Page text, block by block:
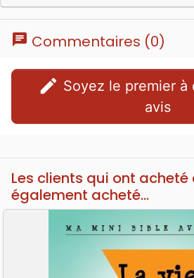
chat Commentaires (0)
edit
avis
Les clients qui ont
également acheté...